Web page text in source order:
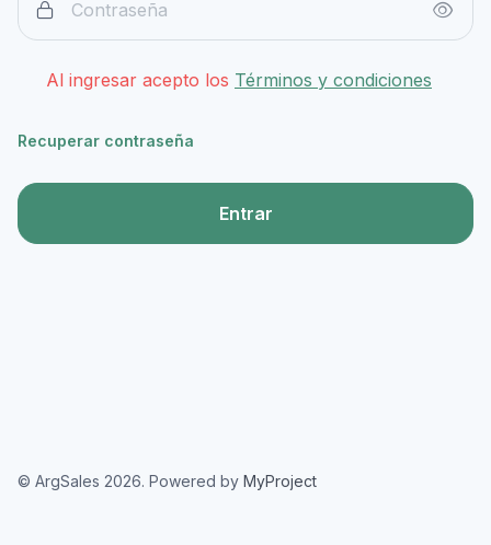
Al ingresar acepto los Términos y condiciones
Recuperar contraseña
Entrar
© ArgSales 2026. Powered by MyProject